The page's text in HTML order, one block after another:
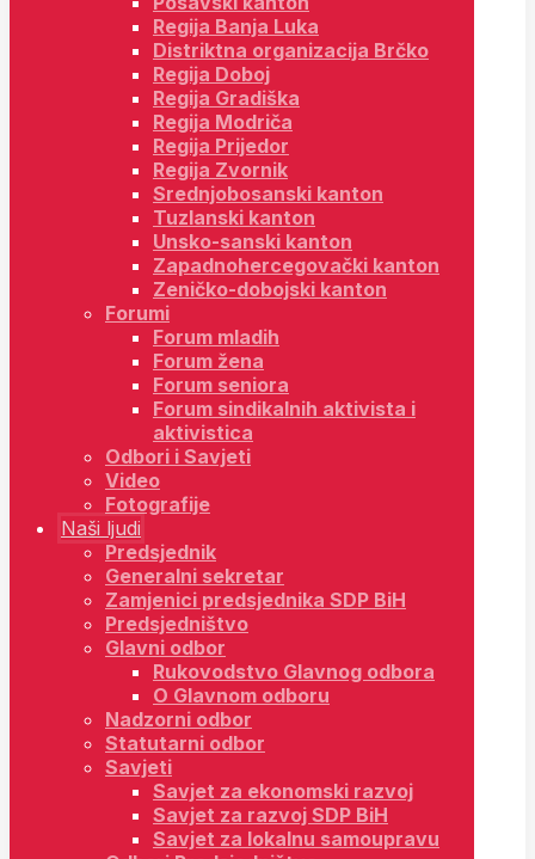
Regija Banja Luka
Distriktna organizacija Brčko
Regija Doboj
Regija Gradiška
Regija Modriča
Regija Prijedor
Regija Zvornik
Srednjobosanski kanton
Tuzlanski kanton
Unsko-sanski kanton
Zapadnohercegovački kanton
Zeničko-dobojski kanton
Forumi
Forum mladih
Forum žena
Forum seniora
Forum sindikalnih aktivista i
aktivistica
Odbori i Savjeti
Video
Fotografije
Naši ljudi
Predsjednik
Generalni sekretar
Zamjenici predsjednika SDP BiH
Predsjedništvo
Glavni odbor
Rukovodstvo Glavnog odbora
O Glavnom odboru
Nadzorni odbor
Statutarni odbor
Savjeti
Savjet za ekonomski razvoj
Savjet za razvoj SDP BiH
Savjet za lokalnu samoupravu